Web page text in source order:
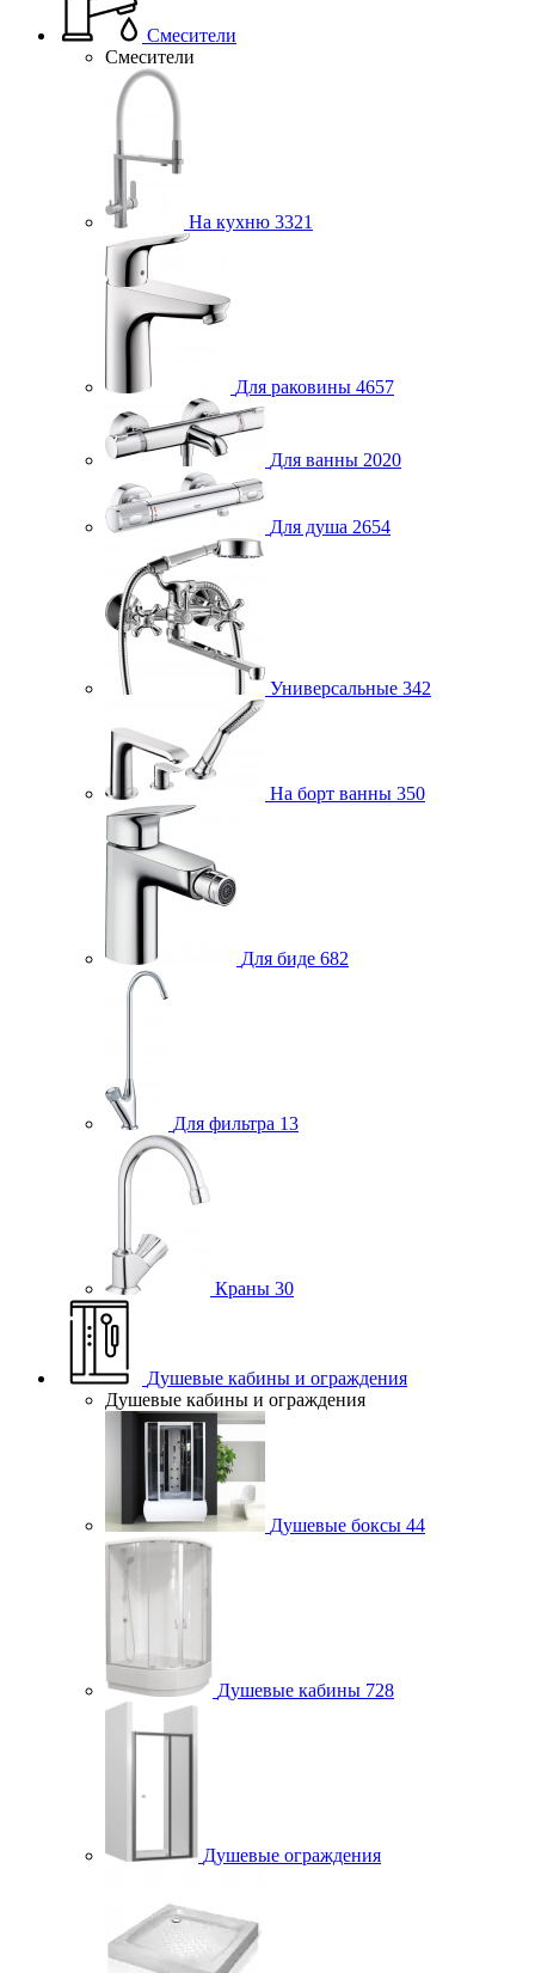
Смесители
Смесители
На кухню 3321
Для раковины 4657
Для ванны 2020
Для душа 2654
Универсальные 342
На борт ванны 350
Для биде 682
Для фильтра 13
Краны 30
Душевые кабины и ограждения
Душевые кабины и ограждения
Душевые боксы 44
Душевые кабины 728
Душевые ограждения